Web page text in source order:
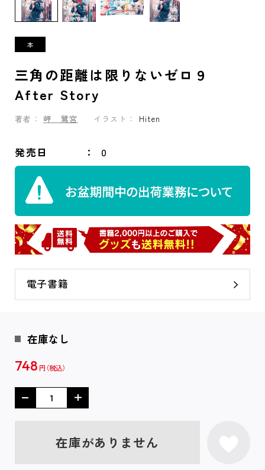
三角の距離は限りないゼロ９
After Story
著者： 岬 鷺宮 イラスト： Hiten
発売日 0
電子書籍
在庫なし
748 円
在庫がありません